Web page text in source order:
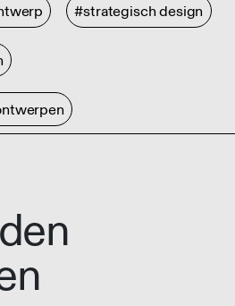
#strategisch design